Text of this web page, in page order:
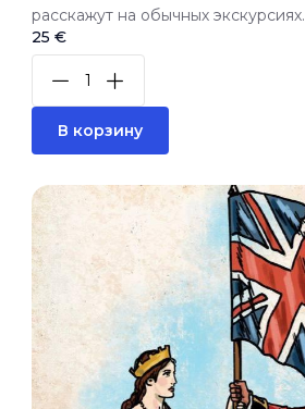
расскажут на обычных экскурсиях.
25 €
В корзину